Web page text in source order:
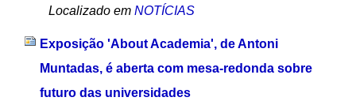
Localizado em NOTÍCIAS
Exposição 'About Academia', de Antoni
Muntadas, é aberta com mesa-redonda sobre
futuro das universidades